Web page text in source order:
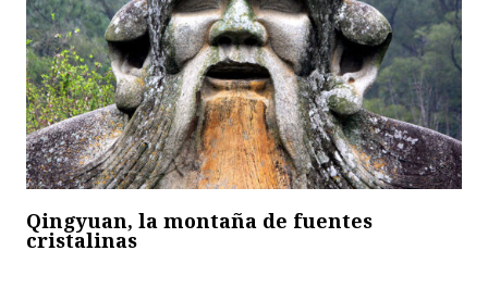
Qingyuan, la montaña de fuentes
cristalinas